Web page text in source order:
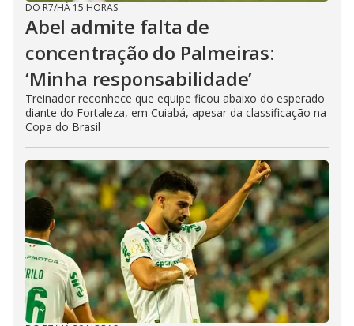
DO R7/HÁ 15 HORAS
Abel admite falta de
concentração do Palmeiras:
‘Minha responsabilidade’
Treinador reconhece que equipe ficou abaixo do esperado
diante do Fortaleza, em Cuiabá, apesar da classificação na
Copa do Brasil